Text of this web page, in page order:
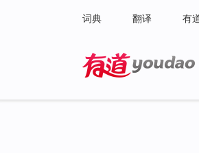
词典 翻译 有